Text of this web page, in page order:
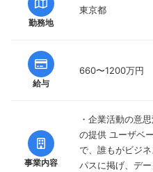
勤務地
東京都
給与
660〜1200万円
事業内容
・企業活動の意
の提供 ユーザベ
で、誰もがビジ
パスに掲げ、デ